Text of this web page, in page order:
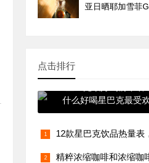
亚日晒耶加雪菲
点击排行
什么好喝星巴克最受
饮料排行
12款星巴克饮品热量表，给每天需要咖啡
精粹浓缩咖啡和浓缩咖啡的区别 浓缩咖啡是